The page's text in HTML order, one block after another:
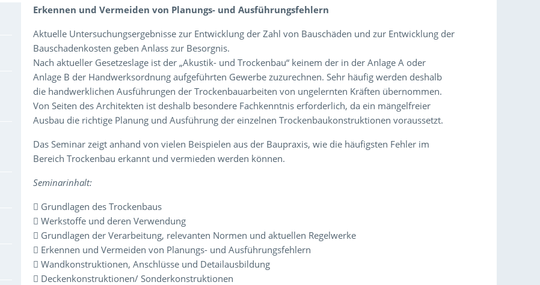
Über den Inhalt der Veranstaltung
Erkennen und Vermeiden von Planungs- und Ausführungsfehlern
Aktuelle Untersuchungsergebnisse zur Entwicklung der Zahl von Bauschäden und zur Entwicklung der
Bauschadenkosten geben Anlass zur Besorgnis.
Nach aktueller Gesetzeslage ist der „Akustik- und Trockenbau“ keinem der in der Anlage A oder
Anlage B der Handwerksordnung aufgeführten Gewerbe zuzurechnen. Sehr häufig werden deshalb
die handwerklichen Ausführungen der Trockenbauarbeiten von ungelernten Kräften übernommen.
Von Seiten des Architekten ist deshalb besondere Fachkenntnis erforderlich, da ein mängelfreier
Ausbau die richtige Planung und Ausführung der einzelnen Trockenbaukonstruktionen voraussetzt.
Das Seminar zeigt anhand von vielen Beispielen aus der Baupraxis, wie die häufigsten Fehler im
Bereich Trockenbau erkannt und vermieden werden können.
Seminarinhalt:
 Grundlagen des Trockenbaus
 Werkstoffe und deren Verwendung
 Grundlagen der Verarbeitung, relevanten Normen und aktuellen Regelwerke
 Erkennen und Vermeiden von Planungs- und Ausführungsfehlern
 Wandkonstruktionen, Anschlüsse und Detailausbildung
 Deckenkonstruktionen/ Sonderkonstruktionen